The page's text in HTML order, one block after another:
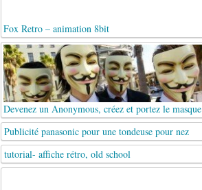
Fox Retro – animation 8bit
Devenez un Anonymous, créez et portez le masque
Publicité panasonic pour une tondeuse pour nez
tutorial- affiche rétro, old school